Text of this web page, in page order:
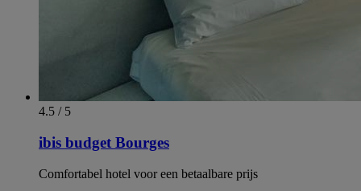
4.5 / 5
ibis budget Bourges
Comfortabel hotel voor een betaalbare prijs